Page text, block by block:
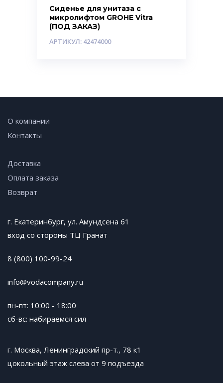
Сиденье для унитаза с
микролифтом GROHE Vitra
(ПОД ЗАКАЗ)
АРТИКУЛ: 42474000
О компании
Контакты
Доставка
Оплата заказа
Возврат
г. Екатеринбург, ул. Амундсена 61
вход со стороны ТЦ Гранат
8 (800) 100-99-24
info@vodacompany.ru
пн-пт: 10:00 - 18:00
сб-вс: набираемся сил
г. Москва, Ленинградский пр-т., 78 к1
цокольный этаж слева от 9 подъезда